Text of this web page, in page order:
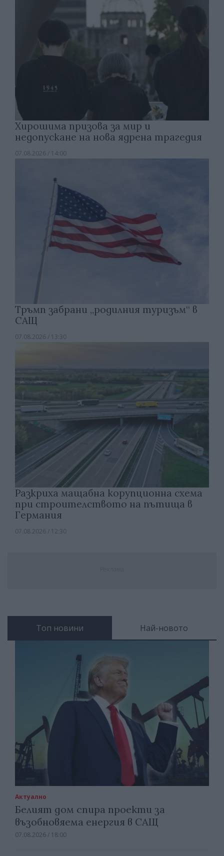
Хирошима призова за мир и
недопускане на нова ядрена трагедия
07.08.2026 / 14:00
Тръмп забрани „родилния туризъм“ в
САЩ
07.08.2026 / 13:30
Разкриха мащабна корупционна схема
при строителството на пътища в
Германия
07.08.2026 / 12:30
Топ новини Най-новото
Актуално
Белият дом спира проекти за
възобновяема енергия в САЩ
07.08.2026 / 18:00